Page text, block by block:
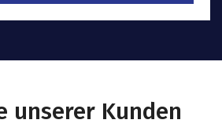
unserer Kunden